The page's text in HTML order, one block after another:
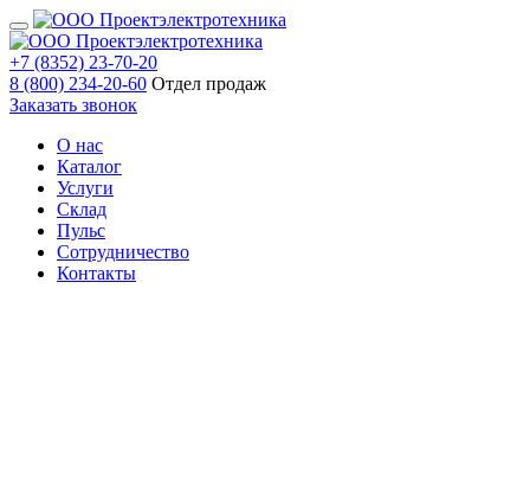
+7 (8352) 23-70-20
8 (800) 234-20-60 Отдел продаж
Заказать звонок
О нас
Каталог
Услуги
Склад
Пульс
Сотрудничество
Контакты